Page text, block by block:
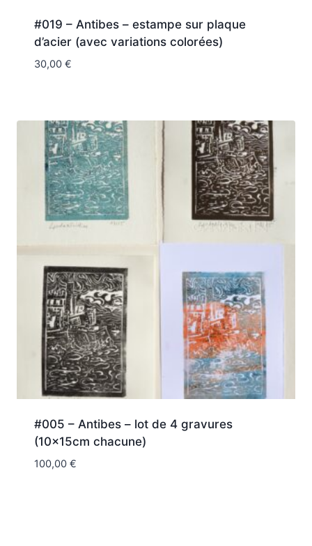
#019 – Antibes – estampe sur plaque
d’acier (avec variations colorées)
30,00 €
#005 – Antibes – lot de 4 gravures
(10x15cm chacune)
100,00 €